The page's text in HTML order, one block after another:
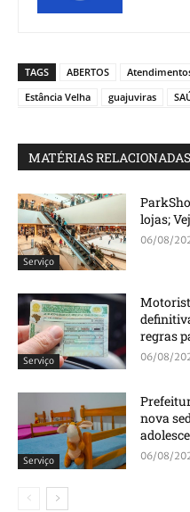
TAGS ABERTOS
Estância Velha
guajuviras
MATÉRIAS RELACIONADAS
Serviço
lojas;
06/08/
Serviço
regras
06/08/
Serviço
nova
06/08/